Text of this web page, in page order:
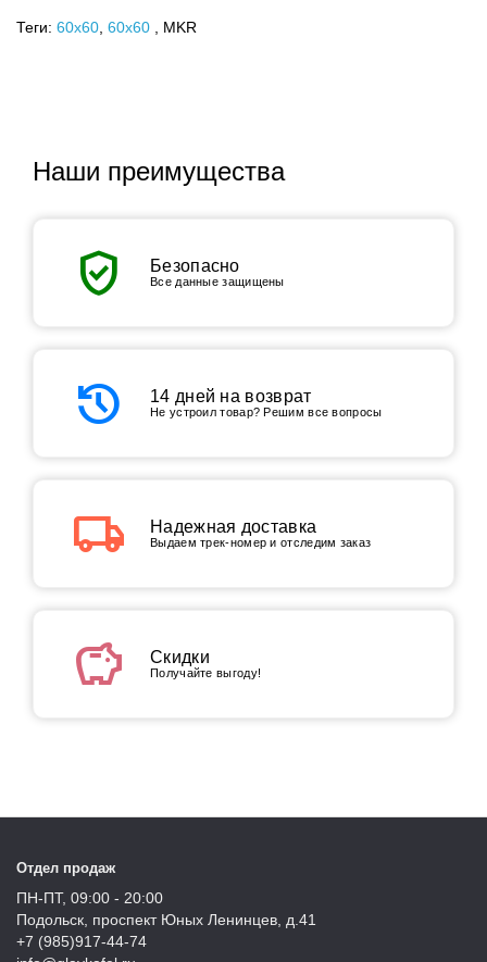
Теги: 60x60 60х60 , MKR
Наши преимущества
verified_user Безопасно
Все данные защищены
history 14 дней на возврат
Не устроил товар? Решим все вопросы
local_shipping Надежная доставка
Выдаем трек-номер и отследим заказ
savings Скидки
Получайте выгоду!
Отдел продаж
ПН-ПТ, 09:00 - 20:00
Подольск, проспект Юных Ленинцев, д.41
+7 (985)917-44-74